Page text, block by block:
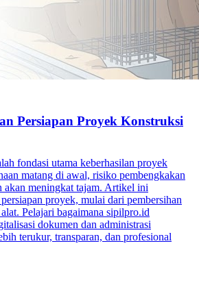
Persiapan Proyek Konstruksi
fondasi utama keberhasilan proyek
matang di awal, risiko pembengkakan
akan meningkat tajam. Artikel ini
proyek, mulai dari pembersihan
Pelajari bagaimana sipilpro.id
dokumen dan administrasi
terukur, transparan, dan profesional